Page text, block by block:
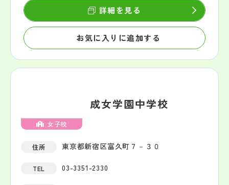
お気に入りに追加する
詳細を見る
女子校
成女学園中学校
住所 東京都新宿区富久町７－３０
TEL 03-3351-2330